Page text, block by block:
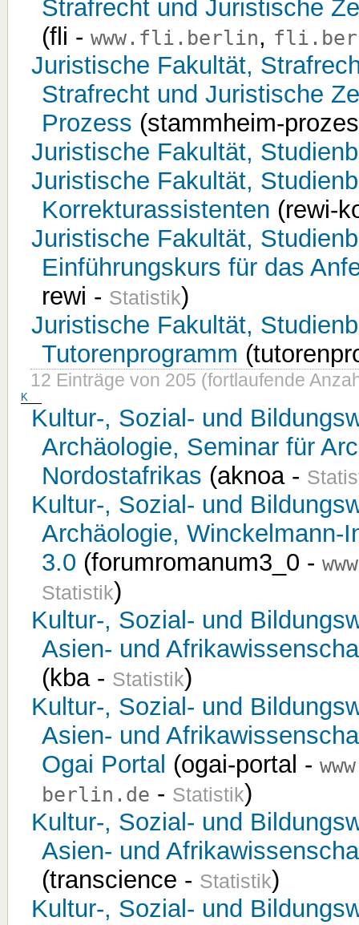
Strafrecht und Juristische
(fli - www.fli.berlin,
Juristische Fakultät,
Strafrecht und Juristische
Prozess (stammheim-
Juristische Fakultät,
Juristische Fakultät,
Korrekturassistenten (rewi-
Juristische Fakultät,
Einführungskurs für das
rewi - Statistik)
Juristische Fakultät,
Tutorenprogramm
12 Einträge von 205 (fortlaufende
K
Kultur-, Sozial- und
Archäologie, Seminar für
Nordostafrikas (aknoa -
Kultur-, Sozial- und
Archäologie, Winckelmann-
3.0 (forumromanum3_0 -
Statistik)
Kultur-, Sozial- und
Asien- und
(kba - Statistik)
Kultur-, Sozial- und
Asien- und
Ogai Portal (ogai-portal -
berlin.de - Statistik)
Kultur-, Sozial- und
Asien- und
(transcience - Statistik)
Kultur-, Sozial- und